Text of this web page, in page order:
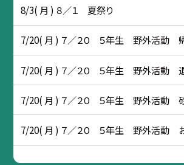
8/3( 月 ) ８／１ 夏祭り
7/20( 月 ) ７／２０ ５年生 野外活動
7/20( 月 ) ７／２０ ５年生 野外活動
7/20( 月 ) ７／２０ ５年生 野外活動
7/20( 月 ) ７／２０ ５年生 野外活動